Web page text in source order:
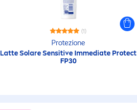
(1)
Protezione
Latte SolareSensitive Immediate Protect
FP30